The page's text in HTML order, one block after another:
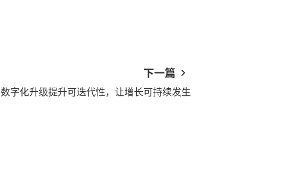
下一篇
数字化升级提升可迭代性，让增长可持续发生